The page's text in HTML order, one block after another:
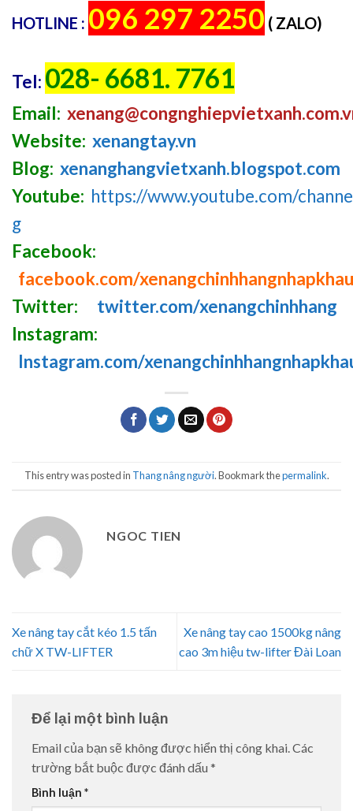
HOTLINE : 096 297 2250 ( ZALO)
Tel: 028- 6681. 7761
Email:
Website: xenangtay.vn
Blog: xenanghangvietxanh.blogspot.com
Youtube: https://www.youtube.com/
g
Facebook:
facebook.com/xenangchinhhangnhapkhau
Twitter:
twitter.com/xenangchinhhang
Instagram:
Instagram.com/
This entry was posted in Thang nâng người. Bookmark thepermalink.
NGOC TIEN
Xe nâng tay cắt kéo 1.5 tấn
chữ X TW-LIFTER
Xe nâng tay cao 1500kg nâng
cao 3m hiệu tw-lifter Đài Loan
Để lại một bình luận
Email của bạn sẽ không được hiển thị công khai.Các
trường bắt buộc được đánh dấu *
Bình luận *